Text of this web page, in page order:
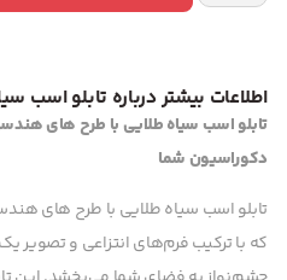
اطلاعات بیشتر درباره تابلو
تابلو اسب سیاه طلایی با طرح های
دکوراسیون شما
تابلو اسب سیاه طلایی با طرح های
که با ترکیب فرم‌های انتزاعی و تصویر